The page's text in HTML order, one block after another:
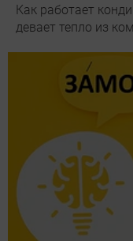
Как работает
девает тепло из